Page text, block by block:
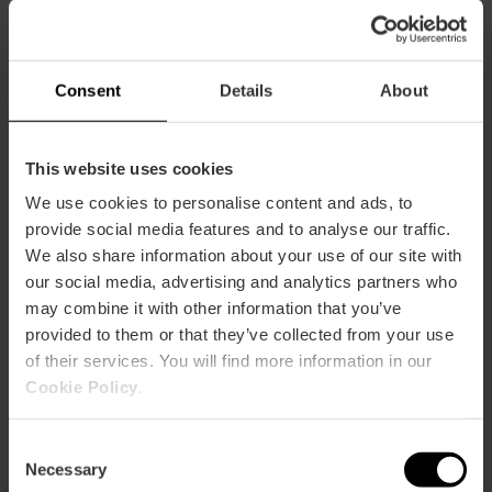
Consent Details About
This website uses cookies
We use cookies to personalise content and ads, to
provide social media features and to analyse our traffic.
We also share information about your use of our site with
our social media, advertising and analytics partners who
may combine it with other information that you’ve
provided to them or that they’ve collected from your use
of their services. You will find more information in our
Cookie Policy
Selection
Necessary
Hoe te arriveren
Metro
62